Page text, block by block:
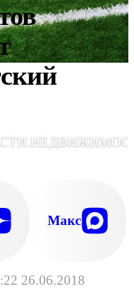
26.06.2018
Макс